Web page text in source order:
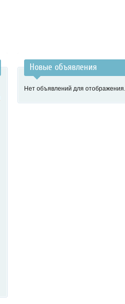
Новые объявления
Нет объявлений для отображения.